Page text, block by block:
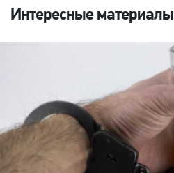
Интересные материалы